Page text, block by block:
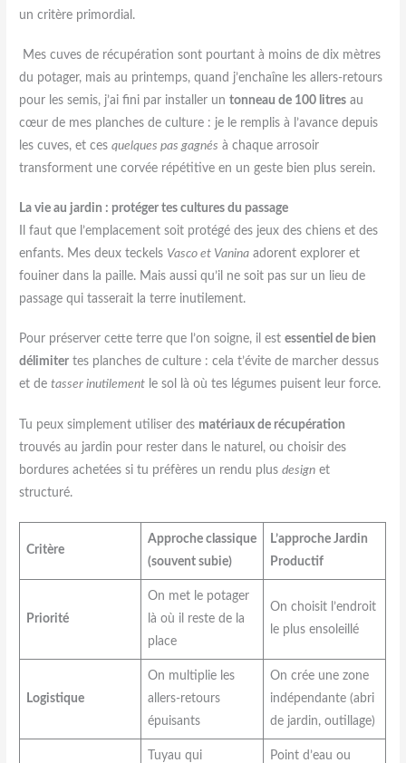
un critère primordial.
Mes cuves de récupération sont pourtant à moins de dix mètres
du potager, mais au printemps, quand j’enchaîne les allers-retours
pour les semis, j’ai fini par installer untonneau de 100 litres au
cœur de mes planches de culture : je le remplis à l’avance depuis
les cuves, et cesquelques pas gagnés à chaque arrosoir
transforment une corvée répétitive en un geste bien plus serein.
La vie au jardin : protéger tes cultures du passage
Il faut que l’emplacement soit protégé des jeux des chiens et des
enfants. Mes deux teckels Vasco et Vanina adorent explorer et
fouiner dans la paille. Mais aussi qu’il ne soit pas sur un lieu de
passage qui tasserait la terre inutilement.
Pour préserver cette terre que l’on soigne, il estessentiel de bien
délimiter tes planches de culture : cela t’évite de marcher dessus
et detasser inutilement le sol là où tes légumes puisent leur force.
Tu peux simplement utiliser des matériaux de récupération
trouvés au jardin pour rester dans le naturel, ou choisir des
bordures achetées si tu préfères un rendu plusdesign et
structuré.
Critère
Approche classique
(souvent subie)
L’approche Jardin
Productif
Priorité
On met le potager
là où il reste de la
place
On choisit l’endroit
le plus ensoleillé
Logistique
On multiplie les
allers-retours
épuisants
On crée une zone
indépendante (abri
de jardin, outillage)
Tuyau qui
Point d’eau ou